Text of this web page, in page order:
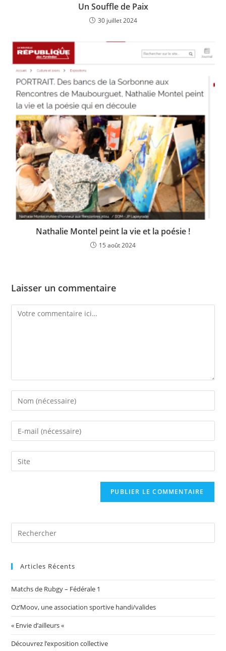
Un Souffle de Paix
30 juillet 2024
Nathalie Montel peint la vie et la poésie !
15 août 2024
Laisser un commentaire
Comment
Enter
your
name
comment
Enter
your
email
address
Saisir
l’URL
Articles Récents
Matchs de Rubgy – Fédérale 1
Oz’Moov, une association sportive handi/valides
« Envie d’ailleurs «
Découvrez l’exposition collective